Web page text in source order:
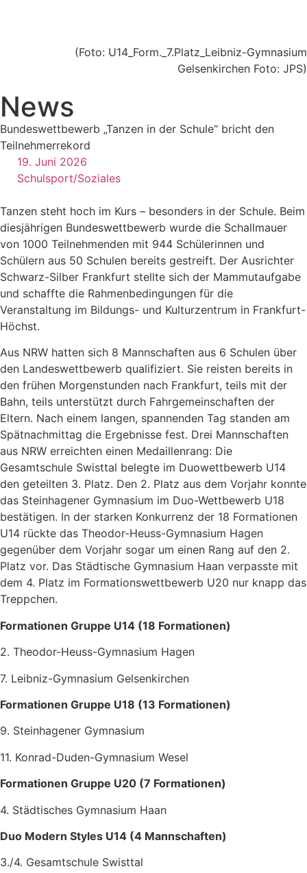
(Foto: U14_Form._7.Platz_Leibniz-Gymnasium
Gelsenkirchen Foto: JPS)
News
Bundeswettbewerb „Tanzen in der Schule“ bricht den
Teilnehmerrekord
19. Juni 2026
Schulsport/Soziales
Tanzen steht hoch im Kurs – besonders in der Schule. Beim
diesjährigen Bundeswettbewerb wurde die Schallmauer
von 1000 Teilnehmenden mit 944 Schülerinnen und
Schülern aus 50 Schulen bereits gestreift. Der Ausrichter
Schwarz-Silber Frankfurt stellte sich der Mammutaufgabe
und schaffte die Rahmenbedingungen für die
Veranstaltung im Bildungs- und Kulturzentrum in Frankfurt-
Höchst.
Aus NRW hatten sich 8 Mannschaften aus 6 Schulen über
den Landeswettbewerb qualifiziert. Sie reisten bereits in
den frühen Morgenstunden nach Frankfurt, teils mit der
Bahn, teils unterstützt durch Fahrgemeinschaften der
Eltern. Nach einem langen, spannenden Tag standen am
Spätnachmittag die Ergebnisse fest. Drei Mannschaften
aus NRW erreichten einen Medaillenrang: Die
Gesamtschule Swisttal belegte im Duowettbewerb U14
den geteilten 3. Platz. Den 2. Platz aus dem Vorjahr konnte
das Steinhagener Gymnasium im Duo-Wettbewerb U18
bestätigen. In der starken Konkurrenz der 18 Formationen
U14 rückte das Theodor-Heuss-Gymnasium Hagen
gegenüber dem Vorjahr sogar um einen Rang auf den 2.
Platz vor. Das Städtische Gymnasium Haan verpasste mit
dem 4. Platz im Formationswettbewerb U20 nur knapp das
Treppchen.
Formationen Gruppe U14 (18 Formationen)
2. Theodor-Heuss-Gymnasium Hagen
7. Leibniz-Gymnasium Gelsenkirchen
Formationen Gruppe U18 (13 Formationen)
9. Steinhagener Gymnasium
11. Konrad-Duden-Gymnasium Wesel
Formationen Gruppe U20 (7 Formationen)
4. Städtisches Gymnasium Haan
Duo Modern Styles U14 (4 Mannschaften)
3./4. Gesamtschule Swisttal